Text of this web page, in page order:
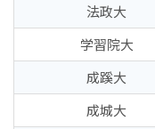
法政大
学習院大
成蹊大
成城大